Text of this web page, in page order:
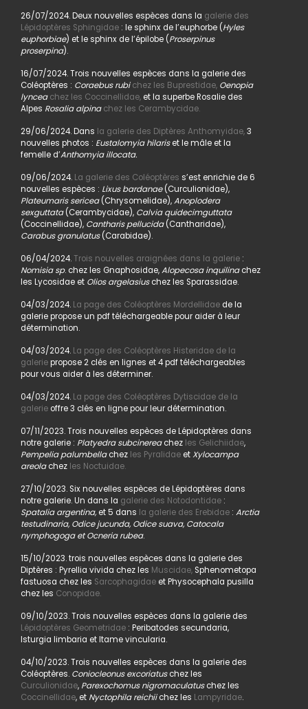
26/07/2024. Deux nouvelles espèces dans la galerie des
Lépidoptères Sphingidae: le sphinx de l’euphorbe (Hyles
euphorbiae) et le sphinx de l’épilobe (Proserpinus
proserpina).
16/07/2024. Trois nouvelles espèces dans la galerie des
Coléoptères : Coraebus rubi chez les Buprestidae, Oenopia
lyncea chez les Coccinellidae,et la superbe Rosalie des
Alpes Rosalia alpina chez les Cerambycidae.
29/06/2024. Dans la galerie des Diptères Anthomyidae,3
nouvelles photos : Eustalomyia hilariset le mâle et la
femelle d’Anthomyia illocata.
09/06/2024.La galerie des Coléoptères s’est enrichie de 6
nouvelles espèces : Lixus bardanae(Curculionidae),
Plateumaris sericea(Chrysomelidae),Anoplodera
sexguttata(Cerambycidae), Calvia quidecimguttata
(Coccinellidae), Cantharis pellucida(Cantharidae),
Carabus granulatus(Carabidae).
06/04/2024.Trois nouvelles araignées dans la galerie:
Nomisia sp. chez les Gnaphosidae,Alopecosa inquilinachez
les Lycosidae et Olios argelasiuschez les Sparassidae.
04/03/2024. La page des Coléoptères Mordellidaede la
galerie propose un pdf téléchargeable pour aider à leur
détermination.
04/03/2024. La page des Coléoptères Histeridae de la
galeriepropose 2 clés en lignes et 4 pdf téléchargeables
pour vous aider à les déterminer.
04/03/2024. La page des Coléoptères Dytiscidae de la
galerieoffre 3 clés en ligne pour leur détermination.
07/11/2023. Trois nouvelles espèces de Lépidoptères dans
notre galerie : Platyedra subcinereachez les Gelichiidae,
Pempelia palumbellachez les PyralidaeetXylocampa
areolachez les Noctuidae.
27/10/2023. Six nouvelles espèces de Lépidoptères dans
notre galerie. Un dans la galerie des Notodontidae:
Spatalia argentina, et 5 dans la galerie des Erebidae: Arctia
testudinaria, Odice jucunda, Odice suava, Catocala
nymphogoga et Ocneria rubea.
15/10/2023. trois nouvelles espèces dans la galerie des
Diptères : Pyrellia vivida chez les Muscidae,Sphenometopa
fastuosa chez les Sarcophagidaeet Physocephala pusilla
chez les Conopidae.
09/10/2023. Trois nouvelles espèces dans la galerie des
Lépidoptères Geometridae: Peribatodes secundaria,
Isturgia limbaria et Itame vincularia.
04/10/2023. Trois nouvelles espèces dans la galerie des
Coléoptères. Coniocleonus excoriatuschez les
Curculionidae, Parexochomus nigromaculatuschez les
Coccinellidae, et Nyctophila reichiichez les Lampyridae.